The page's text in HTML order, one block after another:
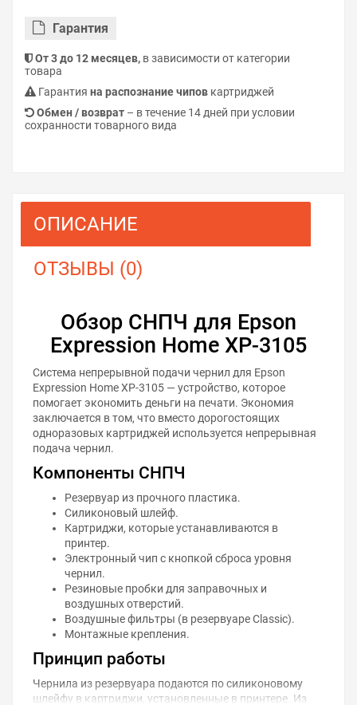
Гарантия
От 3 до 12 месяцев, в зависимости от категории
товара
Гарантия на распознание чипов картриджей
Обмен / возврат – в течение 14 дней при условии
сохранности товарного вида
ОПИСАНИЕ
ОТЗЫВЫ (0)
Обзор СНПЧ для Epson
Expression Home XP-3105
Система непрерывной подачи чернил для Epson
Expression Home XP-3105 — устройство, которое
помогает экономить деньги на печати. Экономия
заключается в том, что вместо дорогостоящих
одноразовых картриджей используется непрерывная
подача чернил.
Компоненты СНПЧ
Резервуар из прочного пластика.
Силиконовый шлейф.
Картриджи, которые устанавливаются в
принтер.
Электронный чип с кнопкой сброса уровня
чернил.
Резиновые пробки для заправочных и
воздушных отверстий.
Воздушные фильтры (в резервуаре Classic).
Монтажные крепления.
Принцип работы
Чернила из резервуара подаются по силиконовому
шлейфу в картриджи, установленные в принтере. Из